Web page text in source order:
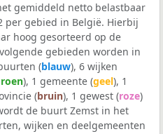
gemiddeld netto belastbaar
per gebied in België. Hierbij
hoog gesorteerd op de
gebieden worden in
(blauw), 6 wijken
), 1 gemeente (geel), 1
(bruin), 1 gewest (roze)
de buurt Zemst in het
wijken en deelgemeenten